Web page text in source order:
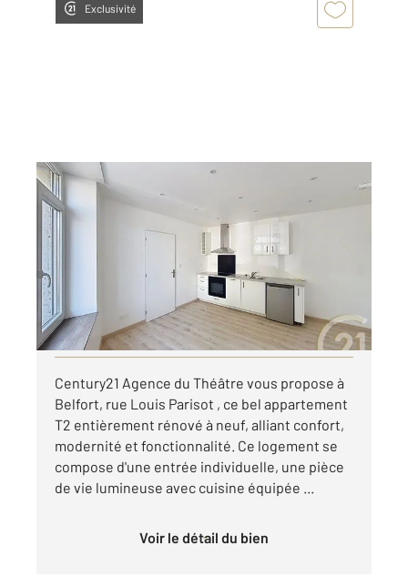
Exclusivité
BELFORT 90
35 m
Ref : 30246
Appartement F2 à louer
490 €
par mois charges comprises
Visiter le site dédié
Century21 Agence du Théâtre vous propose à
Belfort, rue Louis Parisot , ce bel appartement
T2 entièrement rénové à neuf, alliant confort,
modernité et fonctionnalité. Ce logement se
compose d'une entrée individuelle, une pièce
de vie lumineuse avec cuisine équipée ...
Voir le détail du bien